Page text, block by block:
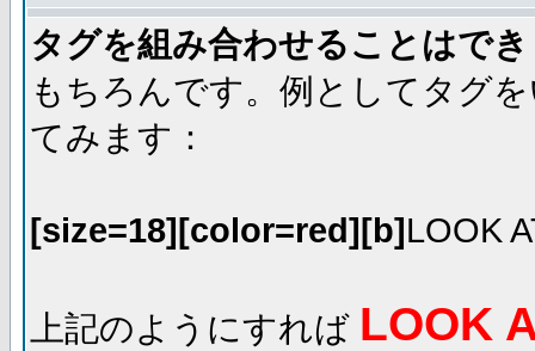
タグを組み合わせることはで
もちろんです。例としてタグ
てみます：
[size=18][color=red][b]LOOK
上記のようにすれば LOOK